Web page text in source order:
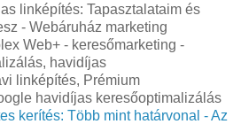
linképítés: Tapasztalataim és
- Webáruház marketing
Web+ - keresőmarketing -
havidíjas
linképítés, Prémium
havidíjas keresőoptimalizálás
kerítés: Több mint határvonal - Az